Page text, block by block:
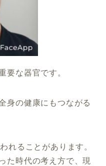
要な器官です。
身の健康にもつながる
れることがあります。
た時代の考え方で、現